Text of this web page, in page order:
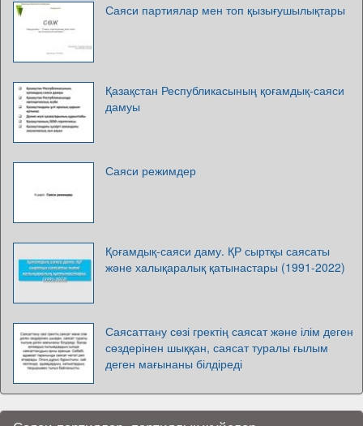
Саяси партиялар мен топ қызығушылықтары
Қазақстан Республикасының қоғамдық-саяси
дамуы
Саяси режимдер
Қоғамдық-саяси даму. ҚР сыртқы саясаты
және халықаралық қатынастары (1991-2022)
Саясаттану сөзі гректің саясат және ілім деген
сөздерінен шыққан, саясат туралы ғылым
деген мағынаны білдіреді